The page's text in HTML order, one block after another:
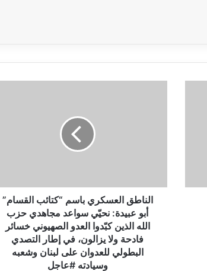
ع
الناطق العسكري باسم “كتائب القسام”
أبو عبيدة: نحيّي سواعد مجاهدي حزب
الله الذين كبّدوا العدو الصهيوني خسائر
فادحة ولا يزالون، في إطار التصدي
البطولي للعدوان على لبنان وشعبه
وسيادته #عاجل